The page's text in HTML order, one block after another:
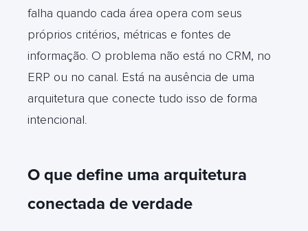
falha quando cada área opera com seus
próprios critérios, métricas e fontes de
informação. O problema não está no CRM, no
ERP ou no canal. Está na ausência de uma
arquitetura que conecte tudo isso de forma
intencional.
O que define uma arquitetura
conectada de verdade